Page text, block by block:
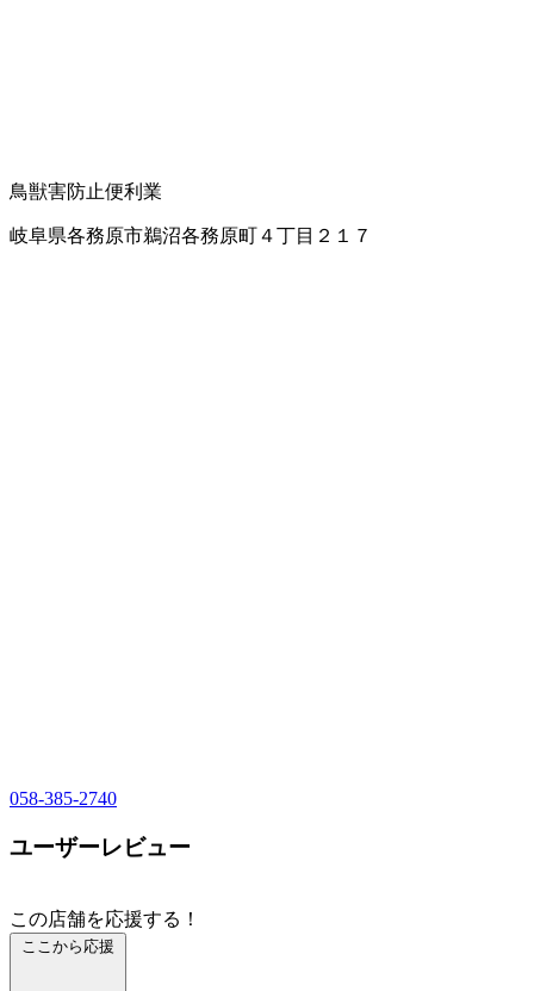
鳥獣害防止便利業
岐阜県各務原市鵜沼各務原町４丁目２１７
058-385-2740
ユーザーレビュー
この店舗を応援する！
ここから応援